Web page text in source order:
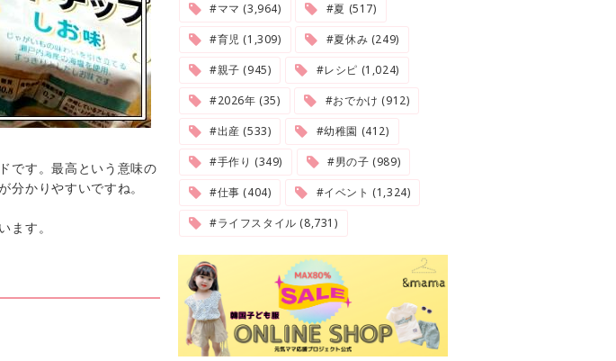
です。最高という意味の
分かりやすいですね。
ます。
#ママ (3,964)
#夏 (517)
#育児 (1,309)
#夏休み (249)
#親子 (945)
#レシピ (1,024)
#2026年 (35)
#おでかけ (912)
#出産 (533)
#幼稚園 (412)
#手作り (349)
#男の子 (989)
#仕事 (404)
#イベント (1,324)
#ライフスタイル (8,731)